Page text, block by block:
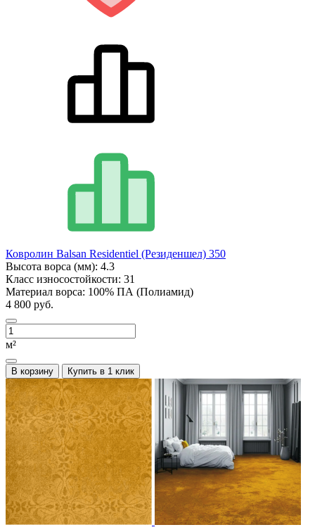
Ковролин Balsan Residentiel (Резиденшел) 350
Высота ворса (мм): 4.3
Класс износостойкости: 31
Материал ворса: 100% ПА (Полиамид)
4 800 руб.
м²
В корзину Купить в 1 клик